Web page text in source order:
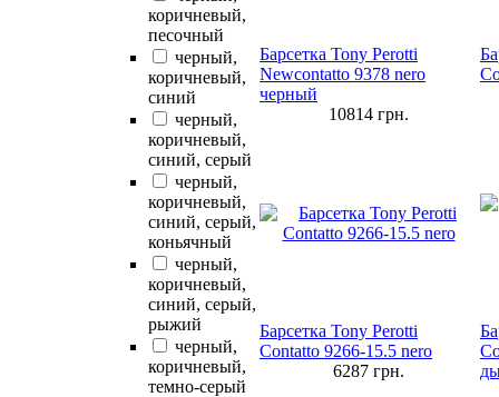
коричневый,
песочный
черный,
коричневый,
синий
черный,
коричневый,
синий, серый
черный,
коричневый,
синий, серый,
коньячный
черный,
коричневый,
синий, серый,
рыжий
черный,
коричневый,
темно-серый
Барсетка Tony Perotti
Newcontatto 9378 nero
черный
10814 грн.
Барсетка Tony Perotti
Contatto 9266-15.5 nero
6287 грн.